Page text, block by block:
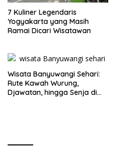
7 Kuliner Legendaris
Yogyakarta yang Masih
Ramai Dicari Wisatawan
Wisata Banyuwangi Sehari:
Rute Kawah Wurung,
Djawatan, hingga Senja di